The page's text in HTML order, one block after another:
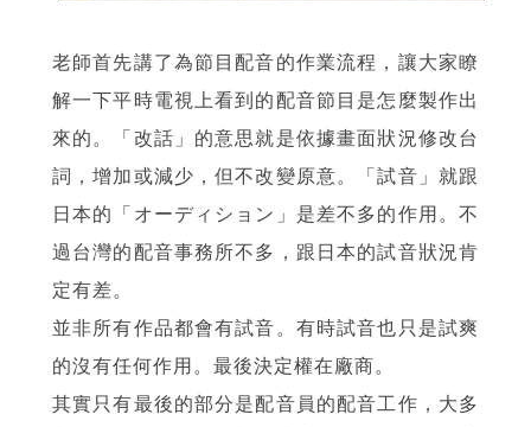
老師首先講了為節目配音的作業流程，讓大家瞭
解一下平時電視上看到的配音節目是怎麼製作出
來的。「改話」的意思就是依據畫面狀況修改台
詞，增加或減少，但不改變原意。「試音」就跟
日本的「オーディション」是差不多的作用。不
過台灣的配音事務所不多，跟日本的試音狀況肯
定有差。
並非所有作品都會有試音。有時試音也只是試爽
的沒有任何作用。最後決定權在廠商。
其實只有最後的部分是配音員的配音工作，大多